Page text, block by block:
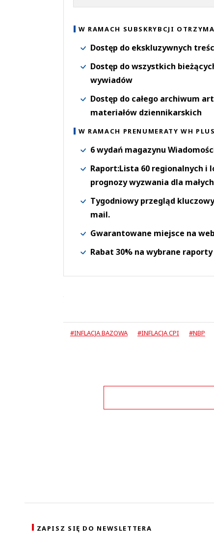
W RAMACH SUBSKRYBCJI
Dostęp do ekskluzywnych
Dostęp do wszystkich
wywiadów
Dostęp do całego archiwum
materiałów dziennikarskich
W RAMACH PRENUMERATY WH
6 wydań magazynu
Raport:Lista 60 regionalnych i
prognozy wyzwania dla
Tygodniowy przegląd
mail.
Gwarantowane miejsce na
Rabat 30% na wybrane raporty
#INFLACJA BAZOWA #INFLACJA CPI #NBP
ZAPISZ SIĘ DO NEWSLETTERA